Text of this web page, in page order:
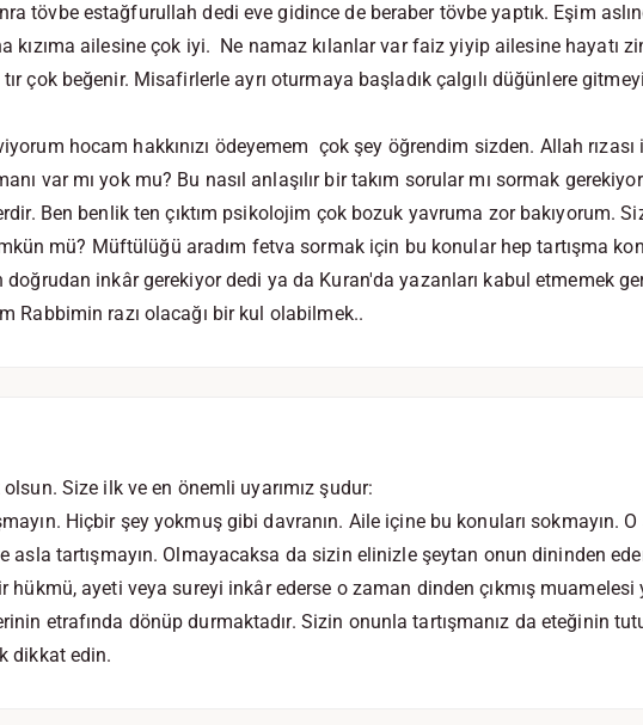
tövbe estağfurullah dedi eve gidince de beraber tövbe yaptık. Eşim
kızıma ailesine çok iyi. Ne namaz kılanlar var faiz yiyip ailesine hayatı
çok beğenir. Misafirlerle ayrı oturmaya başladık çalgılı düğünlere
hocam hakkınızı ödeyemem çok şey öğrendim sizden. Allah
var mı yok mu? Bu nasıl anlaşılır bir takım sorular mı sormak
Ben benlik ten çıktım psikolojim çok bozuk yavruma zor bakıyorum.
mü? Müftülüğü aradım fetva sormak için bu konular hep tartışma
doğrudan inkâr gerekiyor dedi ya da Kuran'da yazanları kabul etmemek
Rabbimin razı olacağı bir kul olabilmek..
olsun. Size ilk ve en önemli uyarımız şudur:
Hiçbir şey yokmuş gibi davranın. Aile içine bu konuları sokmayın. O
asla tartışmayın. Olmayacaksa da sizin elinizle şeytan onun dininden
hükmü, ayeti veya sureyi inkâr ederse o zaman dinden çıkmış muamelesi
etrafında dönüp durmaktadır. Sizin onunla tartışmanız da eteğinin
dikkat edin.